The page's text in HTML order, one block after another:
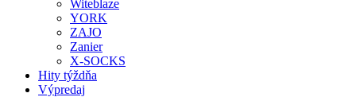
Witeblaze
YORK
ZAJO
Zanier
X-SOCKS
Hity týždňa
Výpredaj